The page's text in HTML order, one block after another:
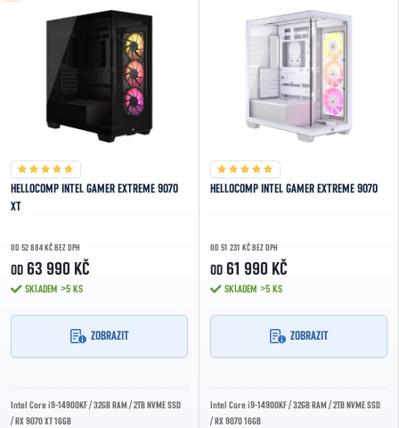
HELLOCOMP INTEL GAMER EXTREME 9070
XT
OD 52 884 KČ BEZ DPH
OD 63 990 KČ
SKLADEM >5 KS
ZOBRAZIT
Intel Core i9-14900KF / 32GB RAM / 2TB NVME SSD
/ RX 9070 XT 16GB
HELLOCOMP INTEL GAMER EXTREME 9070
OD 51 231 KČ BEZ DPH
OD 61 990 KČ
SKLADEM >5 KS
ZOBRAZIT
Intel Core i9-14900KF / 32GB RAM / 2TB NVME SSD
/ RX 9070 16GB